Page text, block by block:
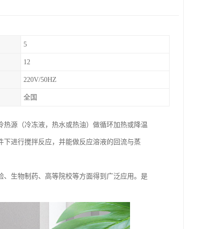
5
12
220V/50HZ
全国
源（冷冻液，热水或热油）做循环加热或降温
进行搅拌反应，并能做反应溶液的回流与蒸
生物制药、高等院校等方面得到广泛应用。是